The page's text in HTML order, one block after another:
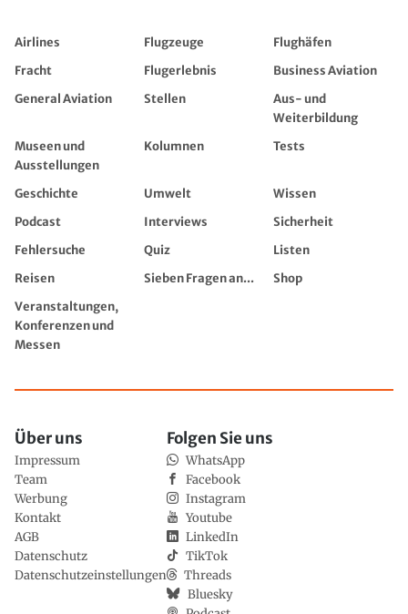
Airlines Flugzeuge
Flughäfen
Fracht
Flugerlebnis
Business Aviation
General Aviation
Stellen
Aus- und
Weiterbildung
Museen und
Ausstellungen
Kolumnen Tests
Geschichte Umwelt
Wissen
Podcast
Interviews
Sicherheit
Fehlersuche
Quiz
Listen
Reisen
Sieben Fragen an...
Shop
Veranstaltungen,
Konferenzen und
Messen
Über uns
Impressum
Team
Werbung
Kontakt
AGB
Datenschutz
Datenschutzeinstellungen
Folgen Sie uns
WhatsApp
Facebook
Instagram
Youtube
LinkedIn
TikTok
Threads
Bluesky